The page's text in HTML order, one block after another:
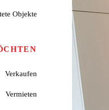
Objekte
Verkaufen
Vermieten